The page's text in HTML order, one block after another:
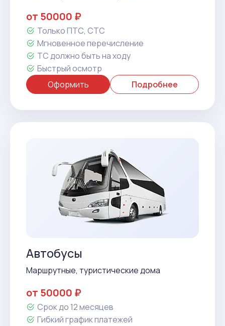
от 50000 ₽
Только ПТС, СТС
Мгновенное перечисление
ТС должно быть на ходу
Быстрый осмотр
Оформить
Подробнее
Автобусы
Маршрутные, туристические дома
от 50000 ₽
Срок до 12 месяцев
Гибкий график платежей